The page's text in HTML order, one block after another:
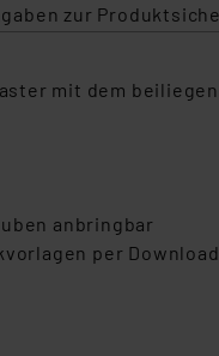
zur
mit dem
anbringbar
per